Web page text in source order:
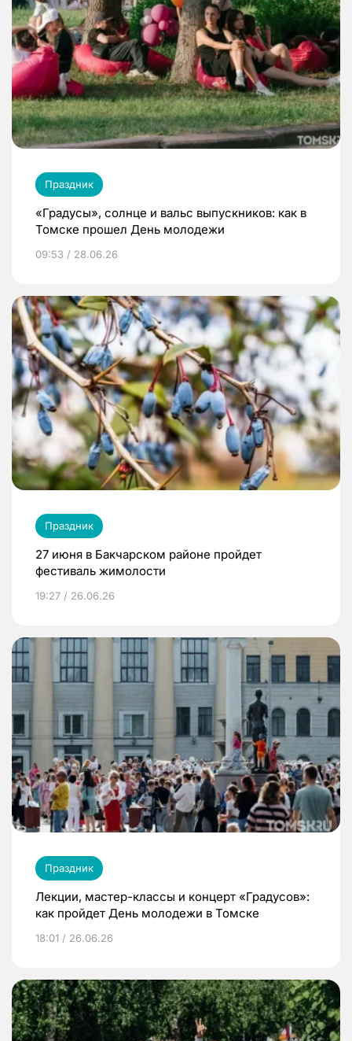
Праздник
«Градусы», солнце и вальс выпускников: как в
Томске прошел День молодежи
09:53 / 28.06.26
Праздник
27 июня в Бакчарском районе пройдет
фестиваль жимолости
19:27 / 26.06.26
Праздник
Лекции, мастер-классы и концерт «Градусов»:
как пройдет День молодежи в Томске
18:01 / 26.06.26